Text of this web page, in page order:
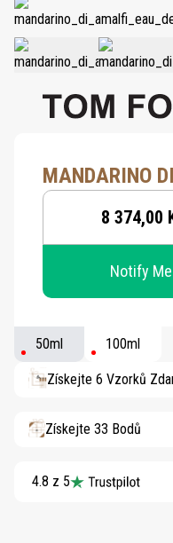
MANDARINO
8 374,00
Notify
50ml 100ml
Získejte 6 Vzorků
Získejte 33 Bodů
4.8 z 5